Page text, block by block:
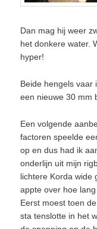
Dan mag hij weer
het donkere water.
hyper!
Beide hengels vaar
een nieuwe 30 mm
Een volgende
factoren speelde
op en dus had ik
onderlijn uit mijn
lichtere Korda wide
appte over hoe
Eerst moest toen
sta tenslotte in het